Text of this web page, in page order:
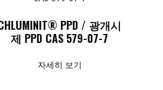
PPD / 광개시
제 PPD CAS 579-07-7
자세히 보기